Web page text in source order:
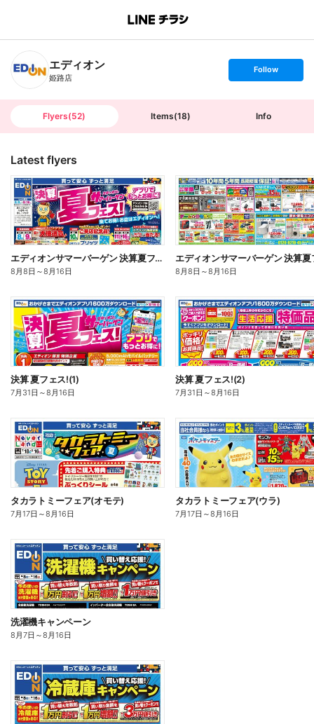
B
n
c
h
T
エディオン
姫路店
s
t
o
Follow
Flyers(52) Items(18) Info
Latest flyers
エディオンサマーバーゲン 決算夏フェス!(オモテ)
8月8日 ～8月16日 8月8日 ～8月16日
決算 夏フェス!(1)
7月31日 ～8月16日
決算 夏フェス!(2)
7月31日 ～8月16日
タカラトミーフェア(オモテ)
7月17日 ～8月16日
タカラトミーフェア(ウラ)
7月17日 ～8月16日
洗濯機キャンペーン
8月7日 ～8月16日